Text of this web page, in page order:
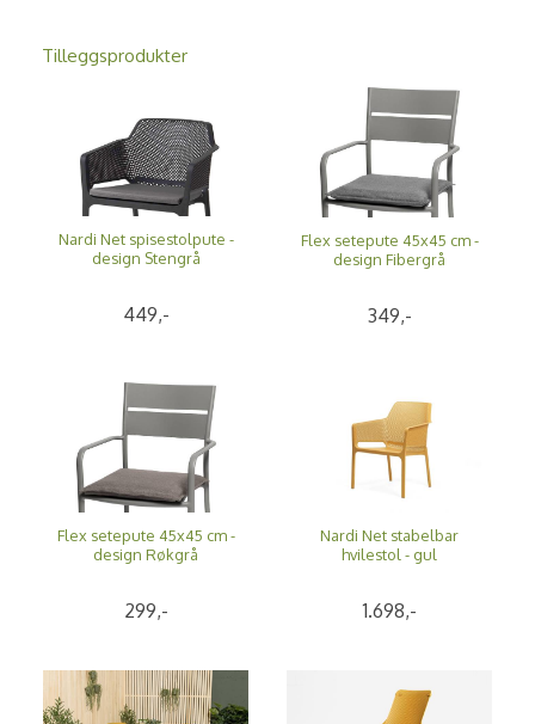
Tilleggsprodukter
Nardi Net spisestolpute -
design Stengrå
449,-
Flex setepute 45x45 cm -
design Fibergrå
349,-
Flex setepute 45x45 cm -
design Røkgrå
299,-
Nardi Net stabelbar
hvilestol - gul
1.698,-